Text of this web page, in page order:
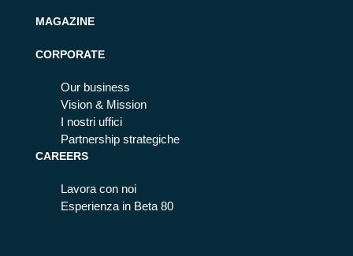
MAGAZINE
CORPORATE
Our business
Vision & Mission
I nostri uffici
Partnership strategiche
CAREERS
Lavora con noi
Esperienza in Beta 80